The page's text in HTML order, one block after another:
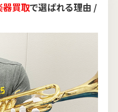
器買取で選ばれる理由 /